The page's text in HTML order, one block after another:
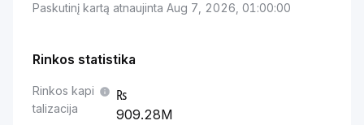
Paskutinį kartą atnaujinta Aug 7, 2026, 01:00:00
Rinkos statistika
Rinkos kapi
talizacija
909.28M